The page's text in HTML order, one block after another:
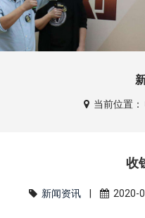
当前位置：
收
新闻资讯 |